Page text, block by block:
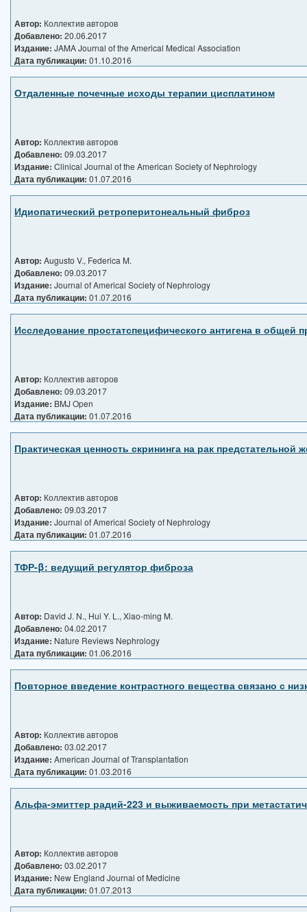
Автор: Коллектив авторов
Добавлено: 20.06.2017
Издание: JAMA Journal of the Americal Medical Association
Дата публикации: 01.10.2016
Отдаленные почечные исходы терапии цисплатином
Автор: Коллектив авторов
Добавлено: 09.03.2017
Издание: Clinical Journal of the American Society of Nephrology
Дата публикации: 01.07.2016
Идиопатический ретроперитонеальный фиброз
Автор: Augusto V., Federica M.
Добавлено: 09.03.2017
Издание: Journal of Americal Society of Nephrology
Дата публикации: 01.07.2016
Исследование простатспецифического антигена в
Автор: Коллектив авторов
Добавлено: 09.03.2017
Издание: BMJ Open
Дата публикации: 01.07.2016
Практическая ценность скрининга на рак
Автор: Коллектив авторов
Добавлено: 09.03.2017
Издание: Journal of Americal Society of Nephrology
Дата публикации: 01.07.2016
ТФР-β: ведущий регулятор фиброза
Автор: David J. N., Hui Y. L., Xiao-ming M.
Добавлено: 04.02.2017
Издание: Nature Reviews Nephrology
Дата публикации: 01.06.2016
Повторное введение контрастного вещества связано с
Автор: Коллектив авторов
Добавлено: 03.02.2017
Издание: American Journal of Transplantation
Дата публикации: 01.03.2016
Альфа-эмиттер радий-223 и выживаемость при
Автор: Коллектив авторов
Добавлено: 03.02.2017
Издание: New England Journal of Medicine
Дата публикации: 01.07.2013